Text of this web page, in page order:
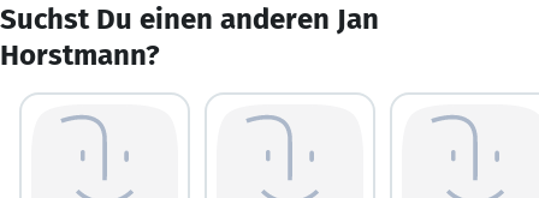
Suchst Du einen anderen Jan
Horstmann?